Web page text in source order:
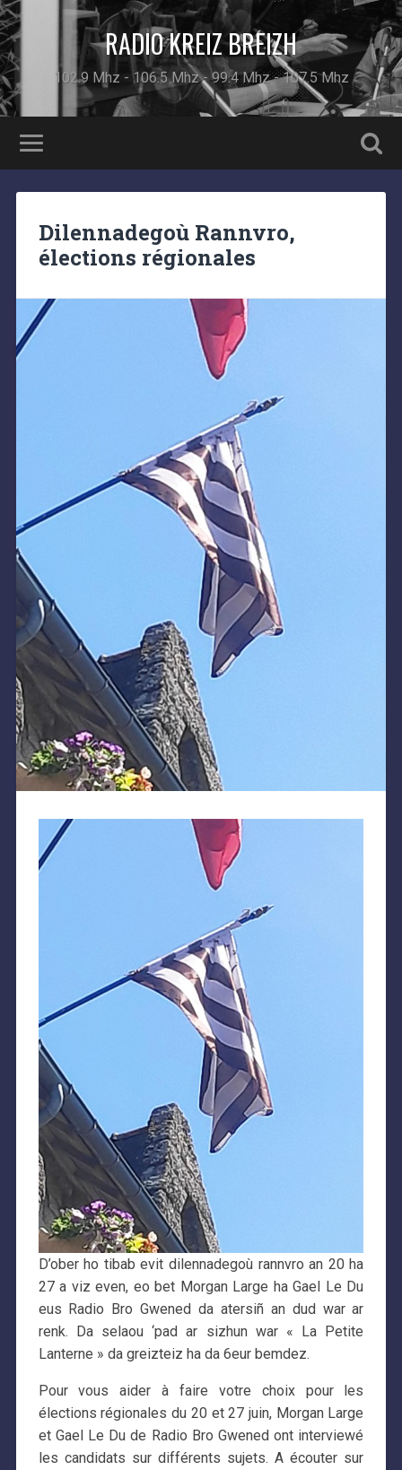
RADIO KREIZ BREIZH
102.9 Mhz - 106.5 Mhz - 99.4 Mhz - 107.5 Mhz
Dilennadegoù Rannvro,
élections régionales
D’ober ho tibab evit dilennadegoù rannvro an 20 ha
27 a viz even, eo bet Morgan Large ha Gael Le Du
eus Radio Bro Gwened da atersiñ an dud war ar
renk. Da selaou ‘pad ar sizhun war « La Petite
Lanterne » da greizteiz ha da 6eur bemdez.
Pour vous aider à faire votre choix pour les
élections régionales du 20 et 27 juin, Morgan Large
et Gael Le Du de Radio Bro Gwened ont interviewé
les candidats sur différents sujets. A écouter sur